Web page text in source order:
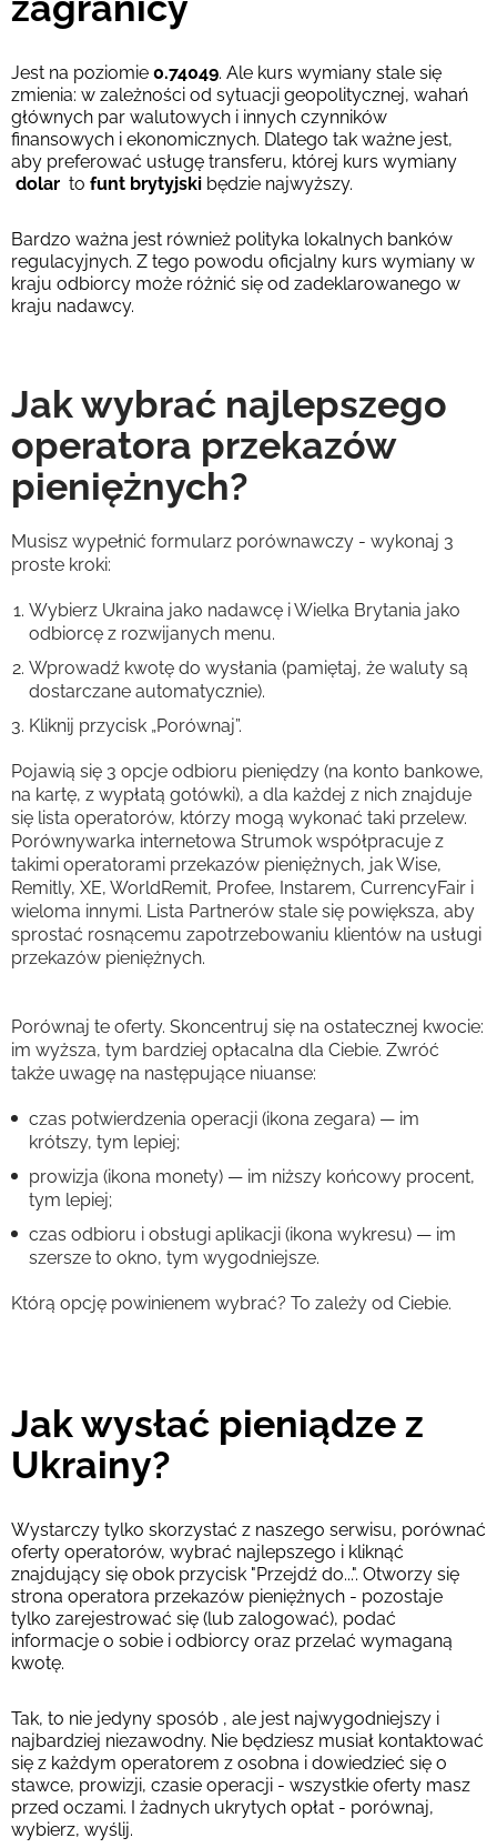
Jest na poziomie 0.74049. Ale kurs wymiany stale się
zmienia: w zależności od sytuacji geopolitycznej, wahań
głównych par walutowych i innych czynników
finansowych i ekonomicznych. Dlatego tak ważne jest,
aby preferować usługę transferu, której kurs wymiany
dolar to funt brytyjski będzie najwyższy.
Bardzo ważna jest również polityka lokalnych banków
regulacyjnych. Z tego powodu oficjalny kurs wymiany w
kraju odbiorcy może różnić się od zadeklarowanego w
kraju nadawcy.
Jak wybrać najlepszego
operatora przekazów
pieniężnych?
Musisz wypełnić formularz porównawczy - wykonaj 3
proste kroki:
Wybierz Ukraina jako nadawcę i Wielka Brytania jako
odbiorcę z rozwijanych menu.
Wprowadź kwotę do wysłania (pamiętaj, że waluty są
dostarczane automatycznie).
Kliknij przycisk „Porównaj”.
Pojawią się 3 opcje odbioru pieniędzy (na konto bankowe,
na kartę, z wypłatą gotówki), a dla każdej z nich znajduje
się lista operatorów, którzy mogą wykonać taki przelew.
Porównywarka internetowa Strumok współpracuje z
takimi operatorami przekazów pieniężnych, jak Wise,
Remitly, XE, WorldRemit, Profee, Instarem, CurrencyFair i
wieloma innymi. Lista Partnerów stale się powiększa, aby
sprostać rosnącemu zapotrzebowaniu klientów na usługi
przekazów pieniężnych.
Porównaj te oferty. Skoncentruj się na ostatecznej kwocie:
im wyższa, tym bardziej opłacalna dla Ciebie. Zwróć
także uwagę na następujące niuanse:
czas potwierdzenia operacji (ikona zegara) — im
krótszy, tym lepiej;
prowizja (ikona monety) — im niższy końcowy procent,
tym lepiej;
czas odbioru i obsługi aplikacji (ikona wykresu) — im
szersze to okno, tym wygodniejsze.
Którą opcję powinienem wybrać? To zależy od Ciebie.
Jak wysłać pieniądze z
Ukrainy?
Wystarczy tylko skorzystać z naszego serwisu, porównać
oferty operatorów, wybrać najlepszego i kliknąć
znajdujący się obok przycisk "Przejdź do...". Otworzy się
strona operatora przekazów pieniężnych - pozostaje
tylko zarejestrować się (lub zalogować), podać
informacje o sobie i odbiorcy oraz przelać wymaganą
kwotę.
Tak, to nie jedyny sposób , ale jest najwygodniejszy i
najbardziej niezawodny. Nie będziesz musiał kontaktować
się z każdym operatorem z osobna i dowiedzieć się o
stawce, prowizji, czasie operacji - wszystkie oferty masz
przed oczami. I żadnych ukrytych opłat - porównaj,
wybierz, wyślij.